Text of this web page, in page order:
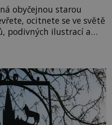
obyčejnou starou
ocitnete se ve světě
podivných ilustrací a
vzdoruje všem
kodex patří mezi
kdy vznikl ani co